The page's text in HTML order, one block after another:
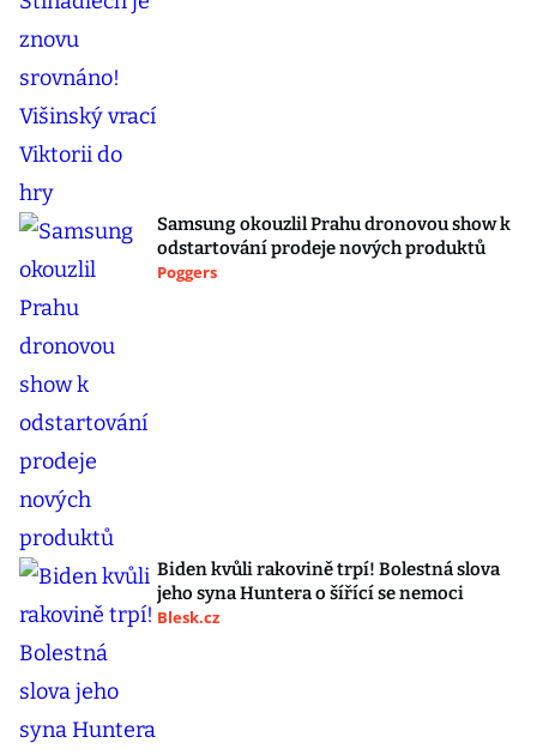
Samsung okouzlil Prahu dronovou show k
odstartování prodeje nových produktů
Poggers
Biden kvůli rakovině trpí! Bolestná slova
jeho syna Huntera o šířící se nemoci
Blesk.cz